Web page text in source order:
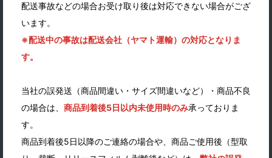
配送事故などの場合お受け取り後は対応できない場合がござ
います。
※配送中の事故は配送会社（ヤマト運輸）の対応となりま
す。
当社の誤発送（商品間違い・サイズ間違いなど）・商品不良
の場合は、 商品到着後5日以内未使用時のみ承っておりま
す。
商品到着後5日以降のご連絡の場合や、商品ご使用後（型取